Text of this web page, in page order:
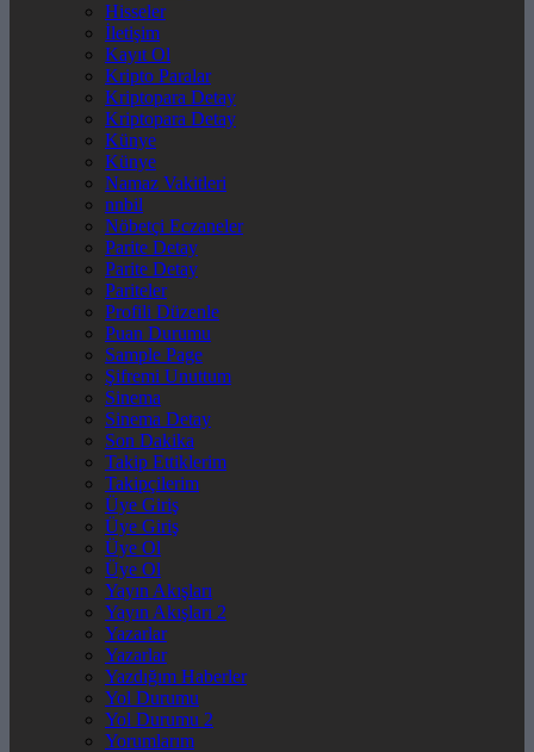
Hisseler
İletişim
Kayıt Ol
Kripto Paralar
Kriptopara Detay
Kriptopara Detay
Künye
Künye
Namaz Vakitleri
nnbil
Nöbetçi Eczaneler
Parite Detay
Parite Detay
Pariteler
Profili Düzenle
Puan Durumu
Sample Page
Şifremi Unuttum
Sinema
Sinema Detay
Son Dakika
Takip Ettiklerim
Takipçilerim
Üye Giriş
Üye Giriş
Üye Ol
Üye Ol
Yayın Akışları
Yayın Akışları 2
Yazarlar
Yazarlar
Yazdığım Haberler
Yol Durumu
Yol Durumu 2
Yorumlarım